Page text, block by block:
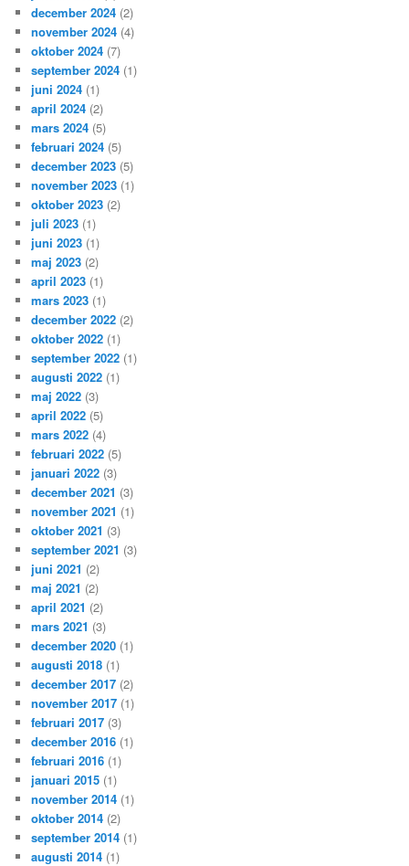
december 2024 (2)
november 2024 (4)
oktober 2024 (7)
september 2024 (1)
juni 2024 (1)
april 2024 (2)
mars 2024 (5)
februari 2024 (5)
december 2023 (5)
november 2023 (1)
oktober 2023 (2)
juli 2023 (1)
juni 2023 (1)
maj 2023 (2)
april 2023 (1)
mars 2023 (1)
december 2022 (2)
oktober 2022 (1)
september 2022 (1)
augusti 2022 (1)
maj 2022 (3)
april 2022 (5)
mars 2022 (4)
februari 2022 (5)
januari 2022 (3)
december 2021 (3)
november 2021 (1)
oktober 2021 (3)
september 2021 (3)
juni 2021 (2)
maj 2021 (2)
april 2021 (2)
mars 2021 (3)
december 2020 (1)
augusti 2018 (1)
december 2017 (2)
november 2017 (1)
februari 2017 (3)
december 2016 (1)
februari 2016 (1)
januari 2015 (1)
november 2014 (1)
oktober 2014 (2)
september 2014 (1)
augusti 2014 (1)